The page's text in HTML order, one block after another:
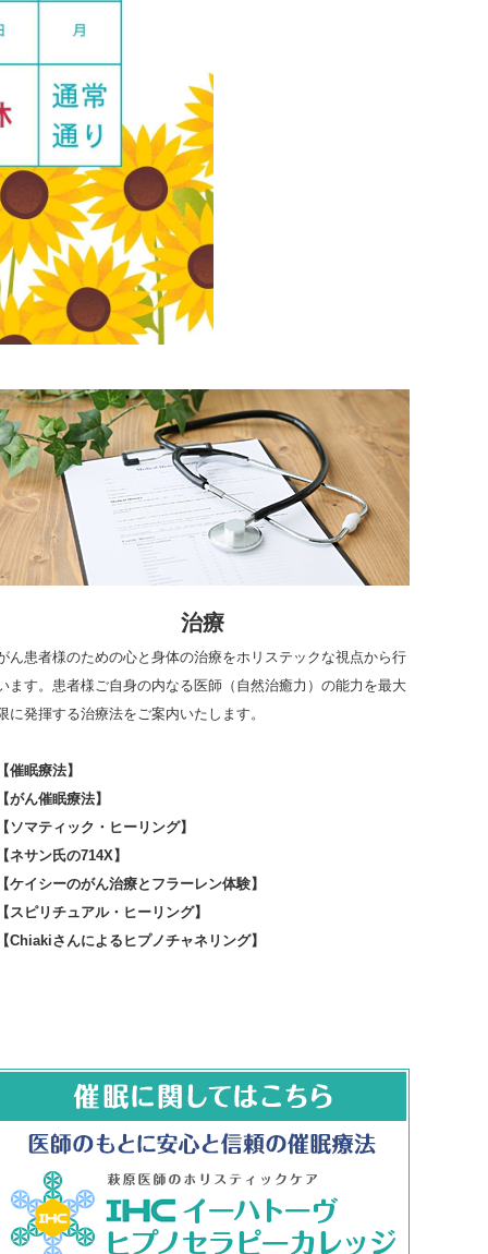
治療
ん患者様のための心と身体の治療をホリステックな視点から行
ます。患者様ご自身の内なる医師（自然治癒力）の能力を最大
に発揮する治療法をご案内いたします。
催眠療法】
がん催眠療法】
ソマティック・ヒーリング】
ネサン氏の714X】
ケイシーのがん治療とフラーレン体験】
スピリチュアル・ヒーリング】
Chiakiさんによるヒプノチャネリング】